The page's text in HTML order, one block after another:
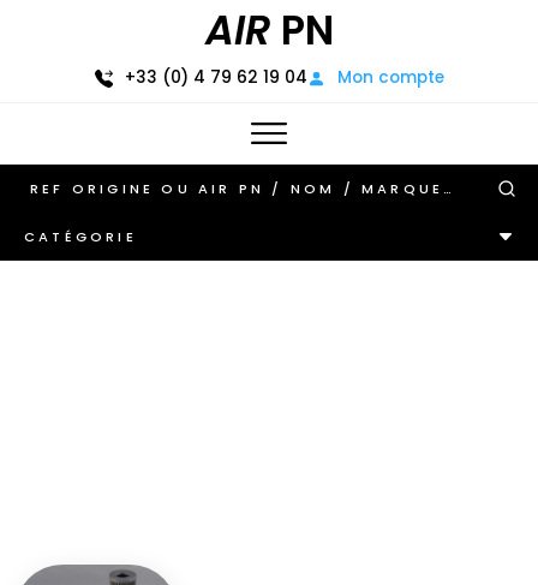
AIR PN
+33 (0) 4 79 62 19 04 Mon compte
CATÉGORIE